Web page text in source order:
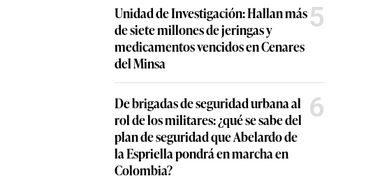
Unidad de Investigación: Hallan más
de siete millones de jeringas y
medicamentos vencidos en Cenares
del Minsa
5
De brigadas de seguridad urbana al
rol de los militares: ¿qué se sabe del
plan de seguridad que Abelardo de
la Espriella pondrá en marcha en
Colombia?
6